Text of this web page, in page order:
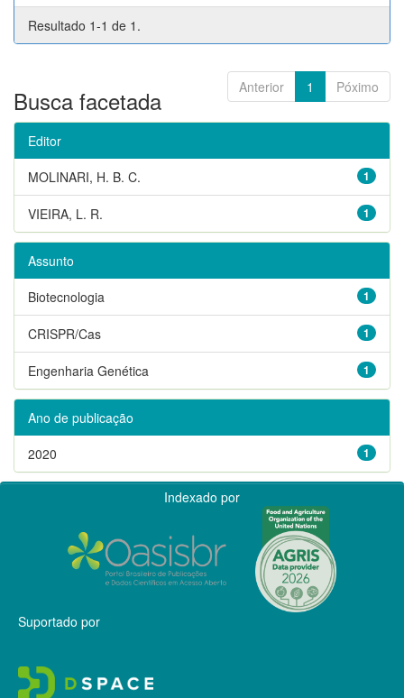
Resultado 1-1 de 1.
Anterior 1 Póximo
Busca facetada
Editor
1
MOLINARI, H. B. C.
1
VIEIRA, L. R.
Assunto
1
Biotecnologia
1
CRISPR/Cas
1
Engenharia Genética
Ano de publicação
1
2020
Indexado por
Suportado por